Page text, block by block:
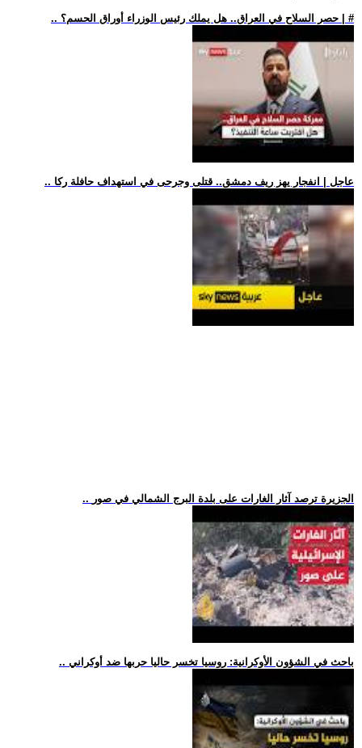
.. حصر السلاح في العراق.. هل يملك رئيس الوزراء أوراق الحسم؟ | #
.. عاجل | انفجار يهز ريف دمشق.. قتلى وجرحى في استهداف حافلة ركا
.. الجزيرة ترصد آثار الغارات على بلدة البرج الشمالي في صور
.. باحث في الشؤون الأوكرانية: روسيا تخسر حاليا حربها ضد أوكراني